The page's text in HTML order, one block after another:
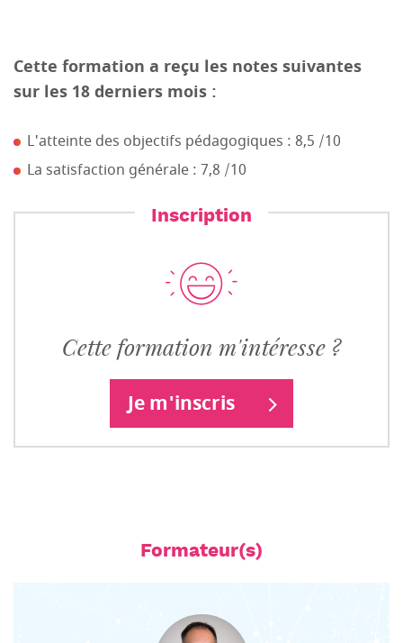
Cette formation a reçu les notes suivantes
sur les 18 derniers mois :
L'atteinte des objectifs pédagogiques : 8,5 /10
La satisfaction générale : 7,8 /10
Inscription
Cette formation m'intéresse ?
Je m'inscris
Formateur(s)